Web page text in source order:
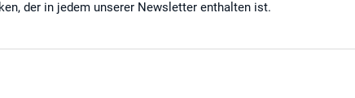
der in jedem unserer Newsletter enthalten ist.